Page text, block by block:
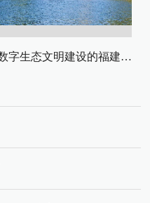
数字生态文明建设的福建路径与启示